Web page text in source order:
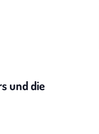
und die